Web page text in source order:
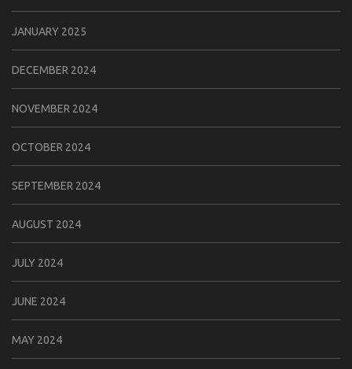
JANUARY 2025
DECEMBER 2024
NOVEMBER 2024
OCTOBER 2024
SEPTEMBER 2024
AUGUST 2024
JULY 2024
JUNE 2024
MAY 2024